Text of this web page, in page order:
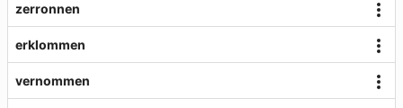
zerronnen
erklommen
vernommen